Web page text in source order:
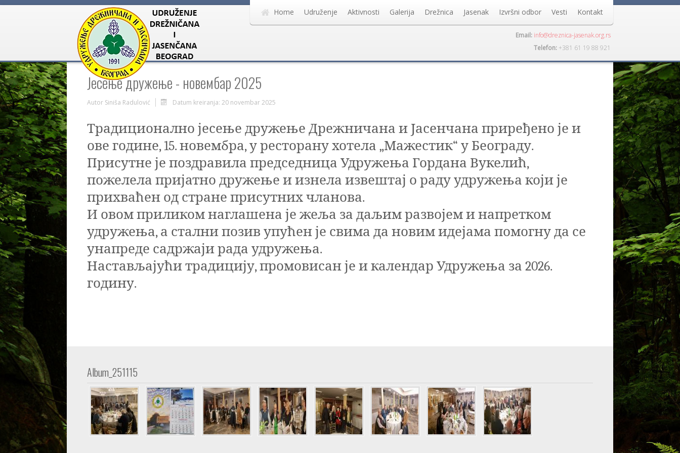
Home Udruženje Aktivnosti Galerija Drežnica Jasenak Izvršni odbor Vesti Kontakt
Email: info@dreznica-jasenak.org.rs
Telefon: +381 61 19 88 921
Јесење дружење - новембар 2025
Autor Siniša Radulović Datum kreiranja: 20 novembar 2025
Традиционално јесење дружење Дрежничана и Јасенчана приређено је и
ове године,15. новембра, у ресторану хотела „Мажестик“ у Београду.
Присутне је поздравила председница Удружења Гордана Вукелић,
пожелела пријатно дружење и изнела извештај о раду удружења који је
прихваћен од стране присутних чланова.
И овом приликом наглашена је жеља за даљим развојем и напретком
удружења, а стални позив упућен је свима да новим идејама помогну да се
унапреде садржаји рада удружења.
Настављајући традицију, промовисан је и календар Удружења за 2026.
годину.
Album_251115